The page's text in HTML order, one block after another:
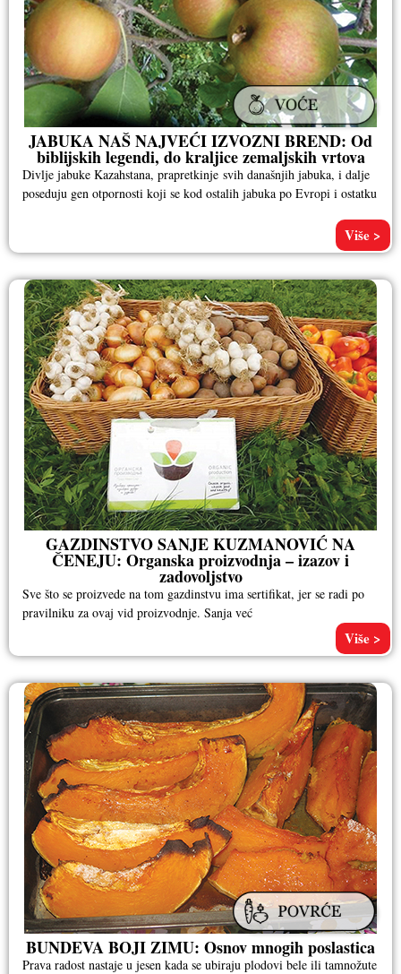
JABUKA NAŠ NAJVEĆI IZVOZNI BREND: Od
biblijskih legendi, do kraljice zemaljskih vrtova
Divlje jabuke Kazahstana, prapretkinje svih današnjih jabuka, i dalje
poseduju gen otpornosti koji se kod ostalih jabuka po Evropi i ostatku
Više >
GAZDINSTVO SANJE KUZMANOVIĆ NA
ČENEJU: Organska proizvodnja – izazov i
zadovoljstvo
Sve što se proizvede na tom gazdinstvu ima sertifikat, jer se radi po
pravilniku za ovaj vid proizvodnje. Sanja već
Više >
BUNDEVA BOJI ZIMU: Osnov mnogih poslastica
Prava radost nastaje u jesen kada se ubiraju plodovi bele ili tamnožute